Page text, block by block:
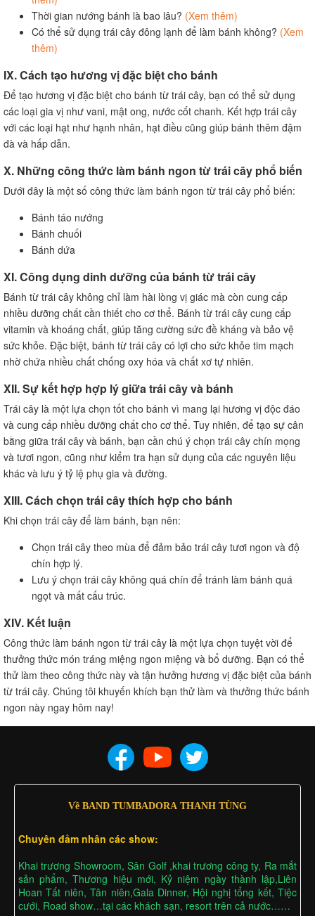
Thời gian nướng bánh là bao lâu? (Xem thêm)
Có thể sử dụng trái cây đông lạnh để làm bánh không? (Xem
thêm)
IX. Cách tạo hương vị đặc biệt cho bánh
Để tạo hương vị đặc biệt cho bánh từ trái cây, bạn có thể sử dụng
các loại gia vị như vani, mật ong, nước cốt chanh. Kết hợp trái cây
với các loại hạt như hạnh nhân, hạt điều cũng giúp bánh thêm đậm
đà và hấp dẫn.
X. Những công thức làm bánh ngon từ trái cây phổ biến
Dưới đây là một số công thức làm bánh ngon từ trái cây phổ biến:
Bánh táo nướng
Bánh chuối
Bánh dứa
XI. Công dụng dinh dưỡng của bánh từ trái cây
Bánh từ trái cây không chỉ làm hài lòng vị giác mà còn cung cấp
nhiều dưỡng chất cần thiết cho cơ thể. Bánh từ trái cây cung cấp
vitamin và khoáng chất, giúp tăng cường sức đề kháng và bảo vệ
sức khỏe. Đặc biệt, bánh từ trái cây có lợi cho sức khỏe tim mạch
nhờ chứa nhiều chất chống oxy hóa và chất xơ tự nhiên.
XII. Sự kết hợp hợp lý giữa trái cây và bánh
Trái cây là một lựa chọn tốt cho bánh vì mang lại hương vị độc đáo
và cung cấp nhiều dưỡng chất cho cơ thể. Tuy nhiên, để tạo sự cân
bằng giữa trái cây và bánh, bạn cần chú ý chọn trái cây chín mọng
và tươi ngon, cũng như kiểm tra hạn sử dụng của các nguyên liệu
khác và lưu ý tỷ lệ phụ gia và đường.
XIII. Cách chọn trái cây thích hợp cho bánh
Khi chọn trái cây để làm bánh, bạn nên:
Chọn trái cây theo mùa để đảm bảo trái cây tươi ngon và độ
chín hợp lý.
Lưu ý chọn trái cây không quá chín để tránh làm bánh quá
ngọt và mất cấu trúc.
XIV. Kết luận
Công thức làm bánh ngon từ trái cây là một lựa chọn tuyệt vời để
thưởng thức món tráng miệng ngon miệng và bổ dưỡng. Bạn có thể
thử làm theo công thức này và tận hưởng hương vị đặc biệt của bánh
từ trái cây. Chúng tôi khuyến khích bạn thử làm và thưởng thức bánh
ngon này ngay hôm nay!
Về BAND TUMBADORA THANH TÙNG
Chuyên đảm nhân các show:
Khai trương Showroom, Sân Golf ,khai trương công ty, Ra mắt
sản phẩm, Thương hiệu mới, Kỷ niệm ngày thành lập,Liên
Hoan Tất niên, Tân niên,Gala Dinner, Hội nghị tổng kết, Tiệc
cưới, Road show…tại các khách sạn, resort trên cả nước……